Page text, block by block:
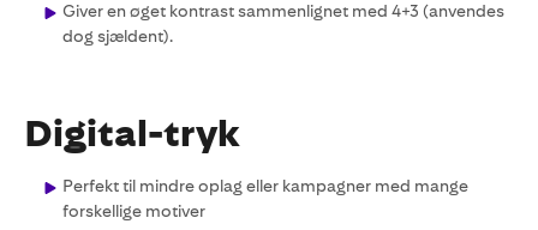
Giver en øget kontrast sammenlignet med 4+3 (anvendes
dog sjældent).
Digital-tryk
Perfekt til mindre oplag eller kampagner med mange
forskellige motiver